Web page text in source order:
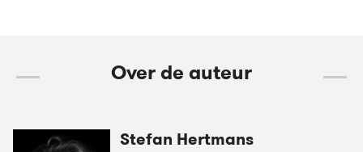
Over de auteur
Stefan Hertmans